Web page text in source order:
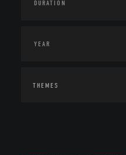
THEMES